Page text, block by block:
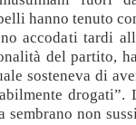
hanno tenuto
accodati tardi
del partito,
sosteneva di
drogati”.
sembrano non